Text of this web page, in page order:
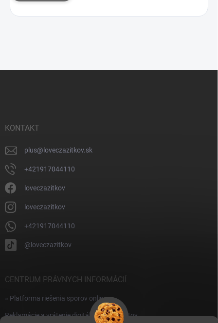
KONTAKT
plus@ loveczazitkov.sk
+421917044110
loveczazitkov
loveczazitkov
+421917044110
@loveczazitkov
CENTRUM PRÁVNYCH INFORMÁCIÍ
» Platforma riešenia sporov online
Reklamácie a vrátenie digitálnych produktov